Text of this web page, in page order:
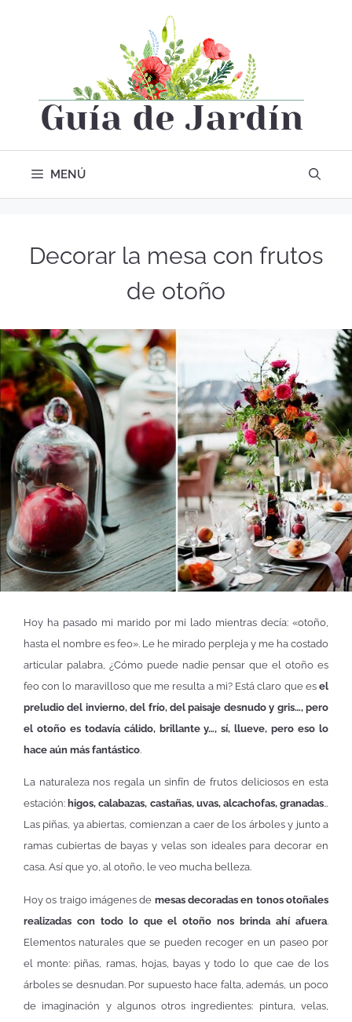
MENÚ
Decorar la mesa con frutos
de otoño
Hoy ha pasado mi marido por mi lado mientras decía: «otoño,
hasta el nombre es feo». Le he mirado perpleja y me ha costado
articular palabra, ¿Cómo puede nadie pensar que el otoño es
feo con lo maravilloso que me resulta a mi? Está claro que es el
preludio del invierno, del frío, del paisaje desnudo y gris…, pero
el otoño es todavía cálido, brillante y…, sí, llueve, pero eso lo
hace aún más fantástico.
La naturaleza nos regala un sinfín de frutos deliciosos en esta
estación: higos, calabazas, castañas, uvas, alcachofas, granadas…
Las piñas, ya abiertas, comienzan a caer de los árboles y junto a
ramas cubiertas de bayas y velas son ideales para decorar en
casa. Así que yo, al otoño, le veo mucha belleza.
Hoy os traigo imágenes de mesas decoradas en tonos otoñales
realizadas con todo lo que el otoño nos brinda ahí afuera.
Elementos naturales que se pueden recoger en un paseo por
el monte: piñas, ramas, hojas, bayas y todo lo que cae de los
árboles se desnudan. Por supuesto hace falta, además, un poco
de imaginación y algunos otros ingredientes: pintura, velas,